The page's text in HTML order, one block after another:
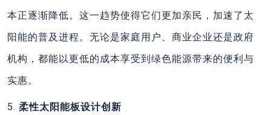
本正逐渐降低。这一趋势使得它们更加亲民，加速了太
阳能的普及进程。无论是家庭用户、商业企业还是政府
机构，都能以更低的成本享受到绿色能源带来的便利与
实惠。
5. 柔性太阳能板‌设计创新‌